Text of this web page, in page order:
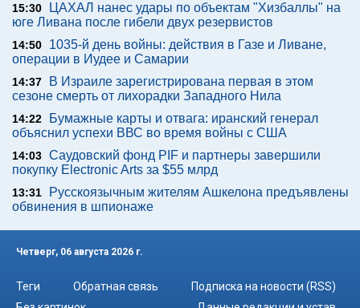
15:30
ЦАХАЛ нанес удары по объектам "Хизбаллы" на
юге Ливана после гибели двух резервистов
14:50
1035-й день войны: действия в Газе и Ливане,
операции в Иудее и Самарии
14:37
В Израиле зарегистрирована первая в этом
сезоне смерть от лихорадки Западного Нила
14:22
Бумажные карты и отвага: иранский генерал
объяснил успехи ВВС во время войны с США
14:03 Саудовский фонд PIF и партнеры завершили
покупку Electronic Arts за $55 млрд
13:31
Русскоязычным жителям Ашкелона предъявлены
обвинения в шпионаже
Четверг, 06 августа 2026 г.
Теги Обратная связь
Подписка на новости (RSS)